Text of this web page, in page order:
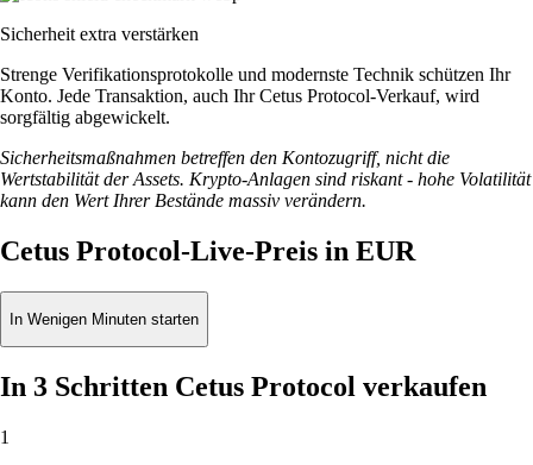
Sicherheit extra verstärken
Strenge Verifikationsprotokolle und modernste Technik schützen Ihr
Konto. Jede Transaktion, auch Ihr Cetus Protocol-Verkauf, wird
sorgfältig abgewickelt.
Sicherheitsmaßnahmen betreffen den Kontozugriff, nicht die
Wertstabilität der Assets. Krypto-Anlagen sind riskant - hohe Volatilität
kann den Wert Ihrer Bestände massiv verändern.
Cetus Protocol-Live-Preis in EUR
In Wenigen Minuten starten
In 3 Schritten Cetus Protocol verkaufen
1